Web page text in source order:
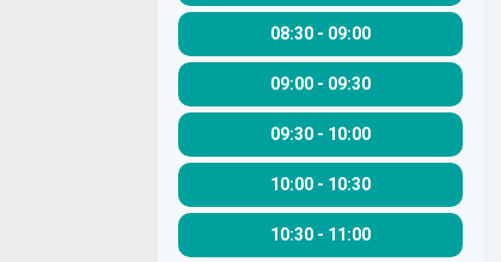
08:30- 09:00
09:00- 09:30
09:30- 10:00
10:00- 10:30
10:30- 11:00